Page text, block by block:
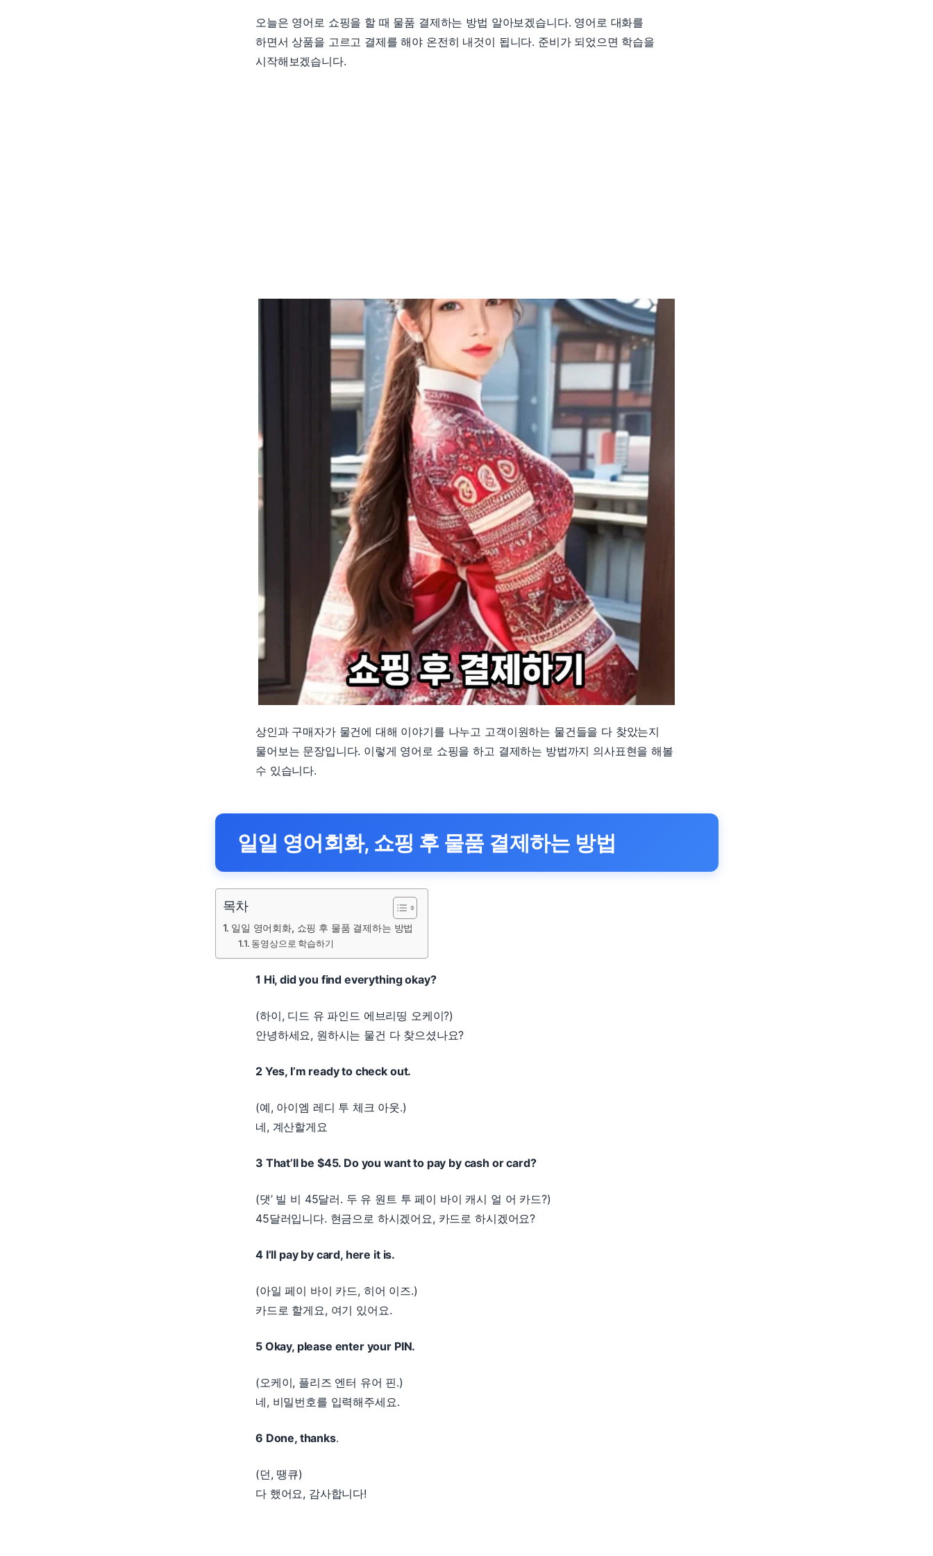
오늘은 영어로 쇼핑을 할 때 물품 결제하는 방법 알아보겠습니다. 영어로 대화를
하면서 상품을 고르고 결제를 해야 온전히 내것이 됩니다. 준비가 되었으면 학습을
시작해보겠습니다.
상인과 구매자가 물건에 대해 이야기를 나누고 고객이원하는 물건들을 다 찾았는지
물어보는 문장입니다. 이렇게 영어로 쇼핑을 하고 결제하는 방법까지 의사표현을 해볼
수 있습니다.
일일 영어회화, 쇼핑 후 물품 결제하는 방법
목차
일일 영어회화, 쇼핑 후 물품 결제하는 방법
동영상으로 학습하기
1 Hi, did you find everything okay?
(하이, 디드 유 파인드 에브리띵 오케이?)
안녕하세요, 원하시는 물건 다 찾으셨나요?
2 Yes, I’m ready to check out.
(예, 아이엠 레디 투 체크 아웃.)
네, 계산할게요
3 That’ll be $45. Do you want to pay by cash or card?
(댓’ 빌 비 45달러. 두 유 원트 투 페이 바이 캐시 얼 어 카드?)
45달러입니다. 현금으로 하시겠어요, 카드로 하시겠어요?
4 I’ll pay by card, here it is.
(아일 페이 바이 카드, 히어 이즈.)
카드로 할게요, 여기 있어요.
5 Okay, please enter your PIN.
(오케이, 플리즈 엔터 유어 핀.)
네, 비밀번호를 입력해주세요.
6 Done, thanks.
(던, 땡큐)
다 했어요, 감사합니다!